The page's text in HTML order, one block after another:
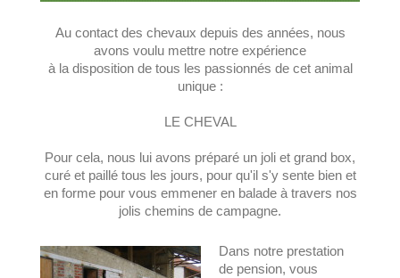
Au contact des chevaux depuis des années, nous
avons voulu mettre notre expérience
à la disposition de tous les passionnés de cet animal
unique :
LE CHEVAL
Pour cela, nous lui avons préparé un joli et grand box,
curé et paillé tous les jours, pour qu'il s'y sente bien et
en forme pour vous emmener en balade à travers nos
jolis chemins de campagne.
Dans notre prestation
de pension, vous